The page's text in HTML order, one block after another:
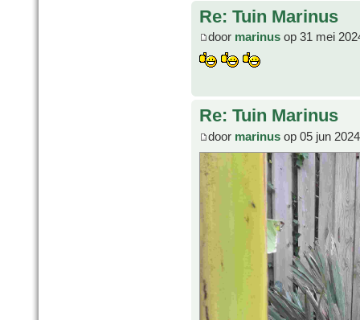
Re: Tuin Marinus
door marinus op 31 mei
Re: Tuin Marinus
door marinus op 05 jun